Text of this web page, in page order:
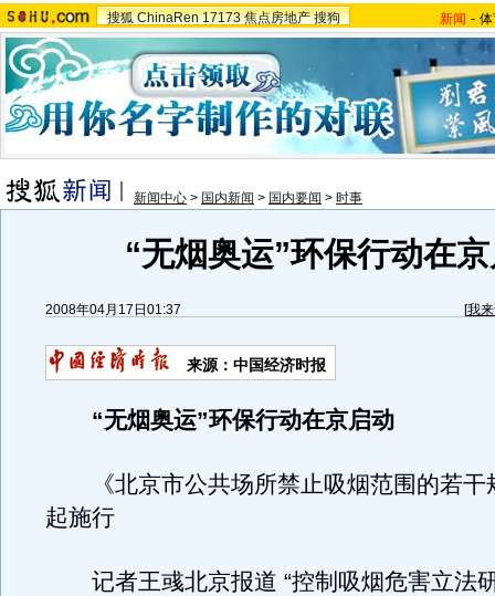
搜狐 ChinaRen 17173 焦点房地产 搜狗 新闻 -
新闻中心 > 国内新闻 > 国内要闻 > 时事
“无烟奥运”环保行动在
2008年04月17日01:37 [我
来源：中国经济时报
“无烟奥运”环保行动在京启动
《北京市公共场所禁止吸烟范围的若干
起施行
记者王彧北京报道 “控制吸烟危害立法